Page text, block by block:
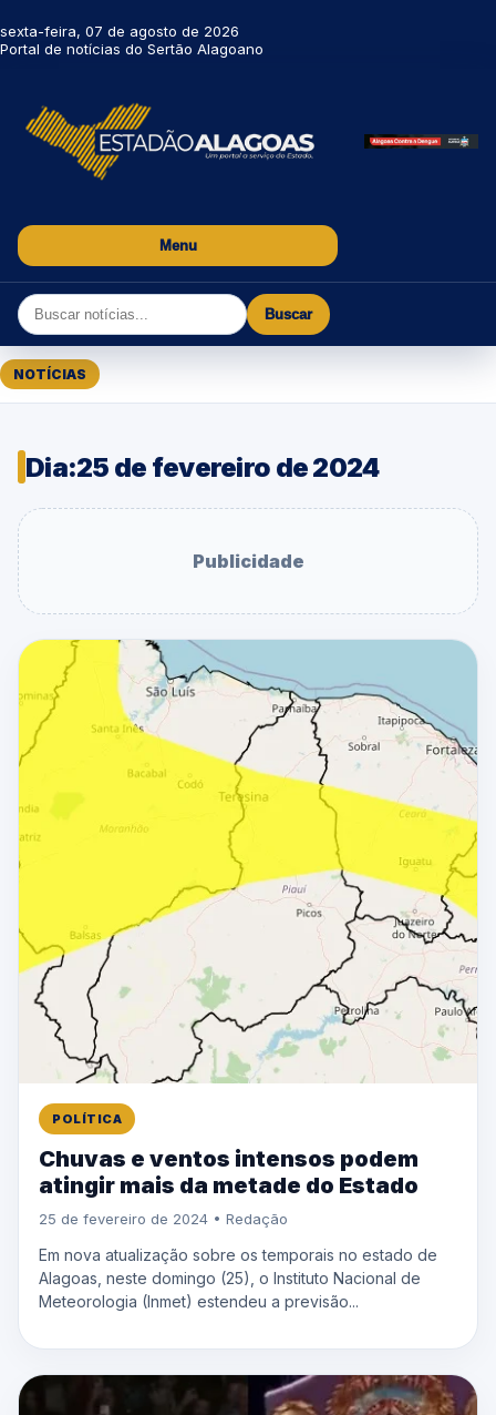
sexta-feira, 07 de agosto de 2026
Portal de notícias do Sertão Alagoano
Menu
Buscar
NOTÍCIAS
Dia:25 de fevereiro de 2024
Publicidade
POLÍTICA
Chuvas e ventos intensos podem
atingir mais da metade do Estado
25 de fevereiro de 2024 • Redação
Em nova atualização sobre os temporais no estado de
Alagoas, neste domingo (25), o Instituto Nacional de
Meteorologia (Inmet) estendeu a previsão...